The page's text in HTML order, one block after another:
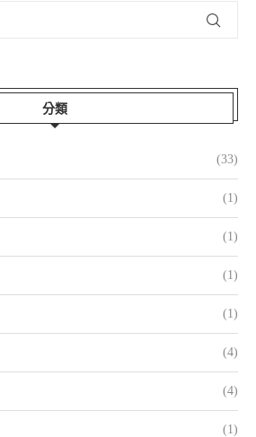
分類
(33)
(1)
(1)
(1)
(1)
(4)
(4)
(1)